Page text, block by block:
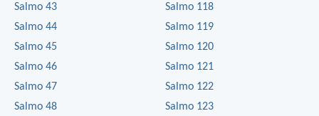
Salmo 43
Salmo 44
Salmo 45
Salmo 46
Salmo 47
Salmo 48
Salmo 118
Salmo 119
Salmo 120
Salmo 121
Salmo 122
Salmo 123